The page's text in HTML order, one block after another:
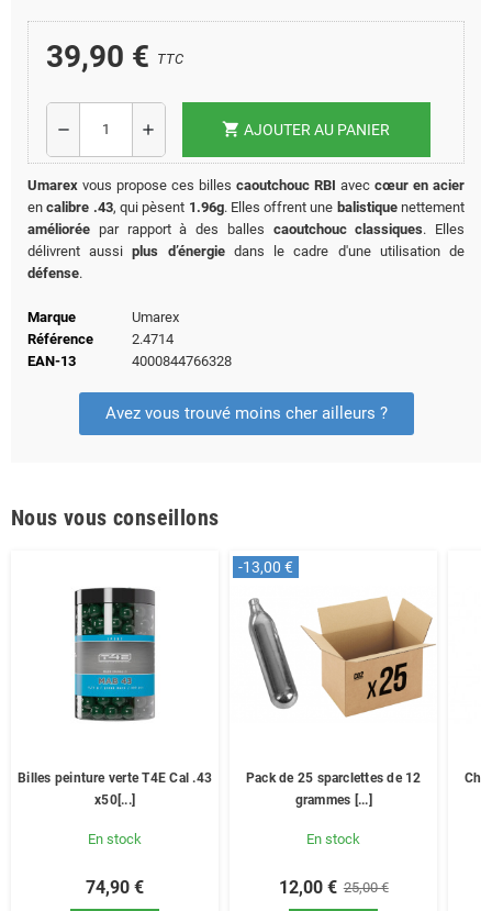
39,90 € TTC
remove add shopping_cart AJOUTER AU PANIER
Umarex vous propose ces billes caoutchouc RBI avec cœur en acier
encalibre .43, qui pèsent 1.96g. Elles offrent une balistiquenettement
améliorée par rapport à des balles caoutchouc classiques. Elles
délivrent aussiplus d’énergiedans le cadre d'une utilisation de
défense.
Marque
Umarex
Référence
2.4714
EAN-13
4000844766328
Avez vous trouvé moins cher ailleurs ?
Nous vous conseillons
Billes peinture verte T4E Cal .43
x50[...]
En stock
74,90 €
-13,00 €
Pack de 25 sparclettes de 12
grammes [...]
En stock
12,00 € 25,00 €